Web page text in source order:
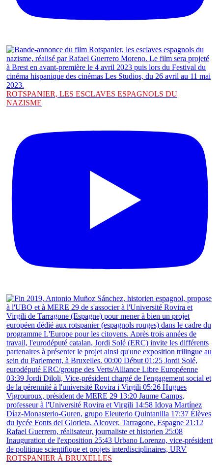
ROTSPANIER, LES ESCLAVES ESPAGNOLS DU
NAZISME
ROTSPANIER À BRUXELLES